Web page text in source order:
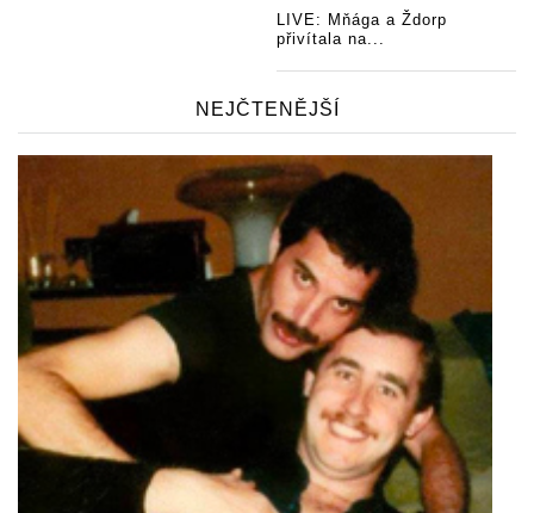
LIVE: Mňága a Ždorp
přivítala na...
NEJČTENĚJŠÍ